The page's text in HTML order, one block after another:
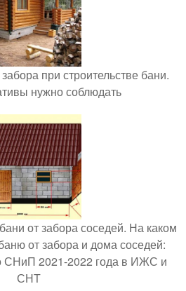
при строительстве бани.
нужно соблюдать
от забора соседей. На каком
от забора и дома соседей:
СНиП 2021-2022 года в ИЖС и
СНТ